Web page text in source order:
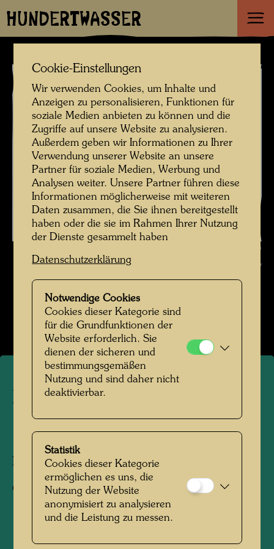
HUNDERTWASSER
Das Schiff Regentag , Fotograf: Unbekannt Unknown ©
Hundertwasser Archiv
Das Schiff Regentag 1968-1999
Bildergalerie öffnen
Das Schiff Regentag
1974
Fotograf:Unbekannt Unknown
Copyright:Hundertwasser Archiv
Cookie-Einstellungen
Wir verwenden Cookies, um Inhalte und
Anzeigen zu personalisieren, Funktionen für
soziale Medien anbieten zu können und die
Zugriffe auf unsere Website zu analysieren.
Außerdem geben wir Informationen zu Ihrer
Verwendung unserer Website an unsere
Partner für soziale Medien, Werbung und
Analysen weiter. Unsere Partner führen diese
Informationen möglicherweise mit weiteren
Daten zusammen, die Sie ihnen bereitgestellt
haben oder die sie im Rahmen Ihrer Nutzung
der Dienste gesammelt haben
Datenschutzerklärung
Notwendige Cookies
Cookies dieser Kategorie sind
für die Grundfunktionen der
Website erforderlich. Sie
dienen der sicheren und
bestimmungsgemäßen
Nutzung und sind daher nicht
deaktivierbar.
Statistik
Cookies dieser Kategorie
ermöglichen es uns, die
Nutzung der Website
anonymisiert zu analysieren
und die Leistung zu messen.